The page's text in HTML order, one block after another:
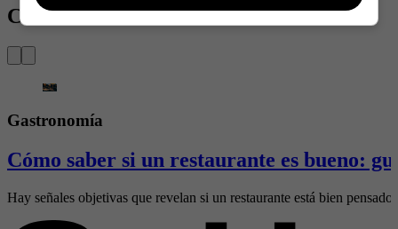
Contenido Relacionado
Gastronomía
Cómo saber si un restaurante es bueno:
Hay señales objetivas que revelan si un restaurante está bien